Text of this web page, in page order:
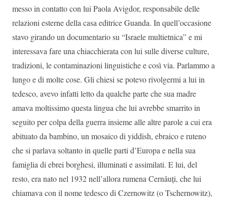
messo in contatto con lui Paola Avigdor, responsabile delle
relazioni esterne della casa editrice Guanda. In quell’occasione
stavo girando un documentario su “Israele multietnica” e mi
interessava fare una chiacchierata con lui sulle diverse culture,
tradizioni, le contaminazioni linguistiche e così via. Parlammo a
lungo e di molte cose. Gli chiesi se potevo rivolgermi a lui in
tedesco, avevo infatti letto da qualche parte che sua madre
amava moltissimo questa lingua che lui avrebbe smarrito in
seguito per colpa della guerra insieme alle altre parole a cui era
abituato da bambino, un mosaico di yiddish, ebraico e ruteno
che si parlava soltanto in quelle parti d’Europa e nella sua
famiglia di ebrei borghesi, illuminati e assimilati. E lui, del
resto, era nato nel 1932 nell’allora rumena Cernăuți, che lui
chiamava con il nome tedesco di Czernowitz (o Tschernowitz),